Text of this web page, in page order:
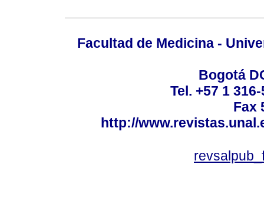
Facultad de Medicina -
Bogotá
Tel. +57 1
Fax
http://